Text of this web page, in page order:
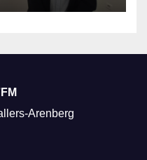
Arenberg